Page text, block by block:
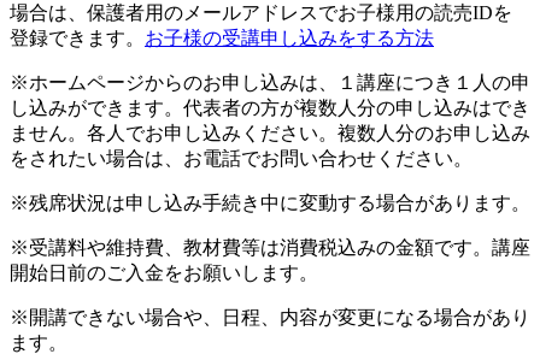
場合は、保護者用のメールアドレスでお子様用の読売IDを
登録できます。 お子様の受講申し込みをする方法
※ホームページからのお申し込みは、１講座につき１人の申
し込みができます。代表者の方が複数人分の申し込みはでき
ません。各人でお申し込みください。複数人分のお申し込み
をされたい場合は、お電話でお問い合わせください。
※残席状況は申し込み手続き中に変動する場合があります。
※受講料や維持費、教材費等は消費税込みの金額です。講座
開始日前のご入金をお願いします。
※開講できない場合や、日程、内容が変更になる場合があり
ます。